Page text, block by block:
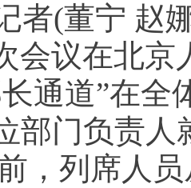
者(董宁 赵
会议在北京
通道”在全
部门负责
，列席人